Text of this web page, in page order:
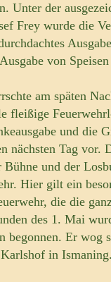
Unter der
Frey wurde die
von
am späten
fleißige
und die
nächsten Tag vor.
und der
Hier gilt ein
die die
des 1. Mai
begonnen. Er wog
in Ismaning.